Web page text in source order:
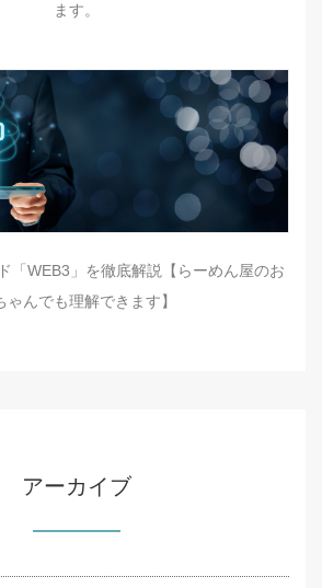
ます。
「WEB3」を徹底解説【らーめん屋のお
ゃんでも理解できます】
アーカイブ